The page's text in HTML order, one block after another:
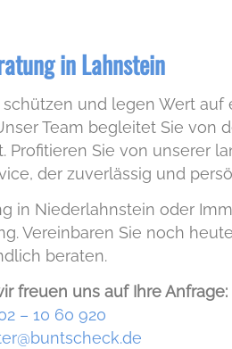
in Lahnstein
und legen Wert
Team begleitet Sie von
Sie von unserer
der zuverlässig und
in Niederlahnstein oder
Vereinbaren Sie noch
beraten.
freuen uns auf Ihre Anfrage:
– 10 60 920